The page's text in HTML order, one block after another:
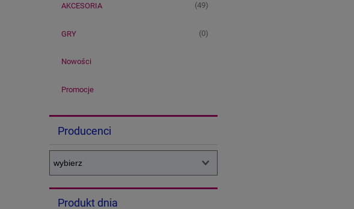
AKCESORIA (49)
GRY (0)
Nowości
Promocje
Producenci
Produkt dnia